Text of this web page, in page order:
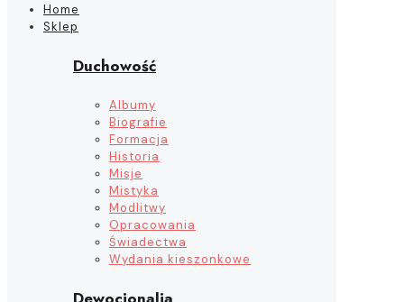
Home
Sklep
Duchowość
Albumy
Biografie
Formacja
Historia
Misje
Mistyka
Modlitwy
Opracowania
Świadectwa
Wydania kieszonkowe